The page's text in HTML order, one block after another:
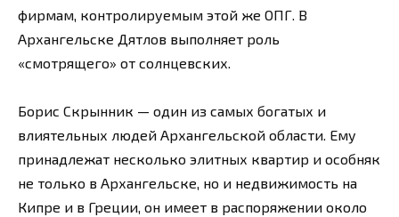
фирмам, контролируемым этой же ОПГ. В
Архангельске Дятлов выполняет роль
«смотрящего» от солнцевских.
Борис Скрынник — один из самых богатых и
влиятельных людей Архангельской области. Ему
принадлежат несколько элитных квартир и особняк
не только в Архангельске, но и недвижимость на
Кипре и в Греции, он имеет в распоряжении около